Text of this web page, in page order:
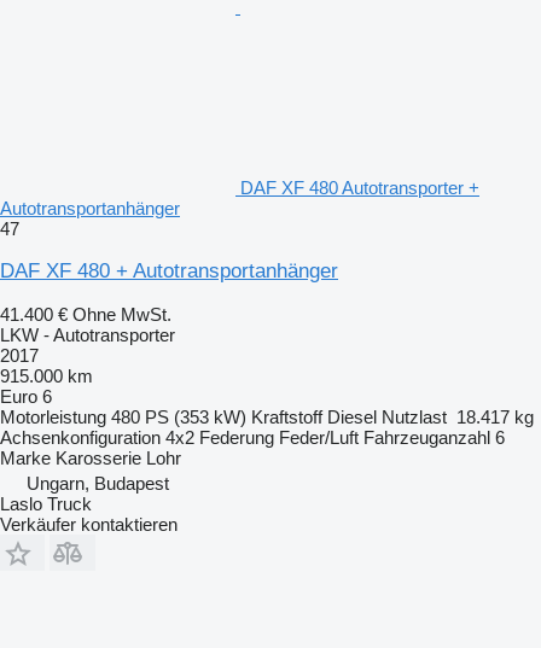
DAF XF 480 Autotransporter +
Autotransportanhänger
47
DAF XF 480 + Autotransportanhänger
41.400 € Ohne MwSt.
LKW - Autotransporter
2017
915.000 km
Euro 6
Motorleistung 480 PS (353 kW) Kraftstoff Diesel Nutzlast 18.417 kg
Achsenkonfiguration 4x2 Federung Feder/Luft Fahrzeuganzahl 6
Marke Karosserie Lohr
Ungarn, Budapest
Laslo Truck
Verkäufer kontaktieren